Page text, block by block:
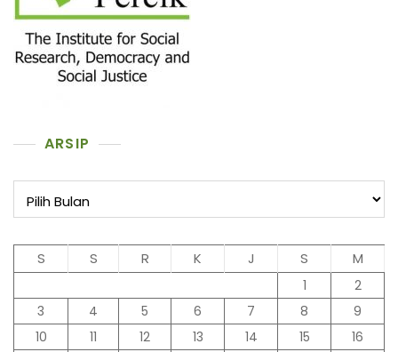
ARSIP
S S R K J S M
1
2
3
4 5 6 7 8
9
10
11 12 13 14 15
16